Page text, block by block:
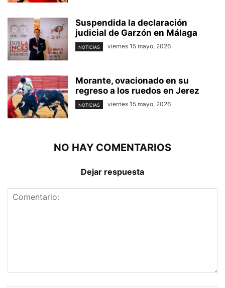
Suspendida la declaración
judicial de Garzón en Málaga
NOTICIAS viernes 15 mayo, 2026
Morante, ovacionado en su
regreso a los ruedos en Jerez
NOTICIAS viernes 15 mayo, 2026
NO HAY COMENTARIOS
Dejar respuesta